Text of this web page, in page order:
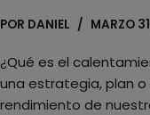
POR DANIEL MARZO
¿Qué es el
una estrategia, plan
rendimiento de